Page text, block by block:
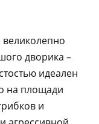
дворика –
идеален
на площади
и